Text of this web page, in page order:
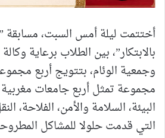
أختتمت ليلة أمس السبت، مسابقة
بالابتكار”، بين الطلاب برعاية
مجموعة تمثل أربع جامعات
البيئة، السلامة والأمن، الفلاحة،
التي قدمت حلولا للمشاكل